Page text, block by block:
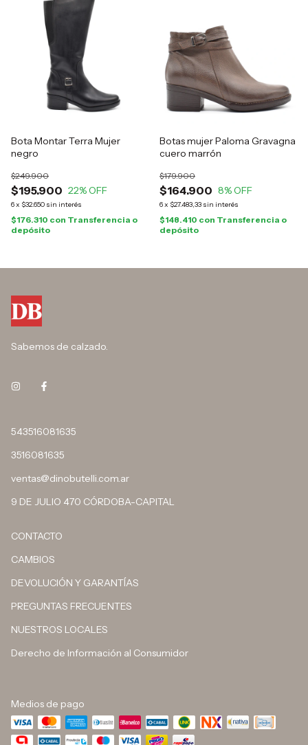
Bota Montar Terra Mujer
negro
$195.900
$249.900
22% OFF
6x $32.650 sin interés
$176.310 con Transferencia o
depósito
Botas mujer Paloma Gravagna
cuero marrón
$164.900
$179.900
8% OFF
6x $27.483,33 sin interés
$148.410 con Transferencia o
depósito
Sabemos de calzado.
543516081635
3516081635
ventas@dinobutelli.com.ar
9 DE JULIO 470 CÓRDOBA-CAPITAL
CONTACTO
CAMBIOS
DEVOLUCIÓN Y GARANTÍAS
PREGUNTAS FRECUENTES
NUESTROS LOCALES
Derecho de Información al Consumidor
Medios de pago